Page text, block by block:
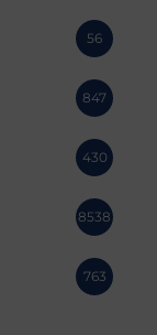
56
847
430
8538
763